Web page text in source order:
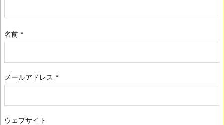
名前 *
メールアドレス *
ウェブサイト